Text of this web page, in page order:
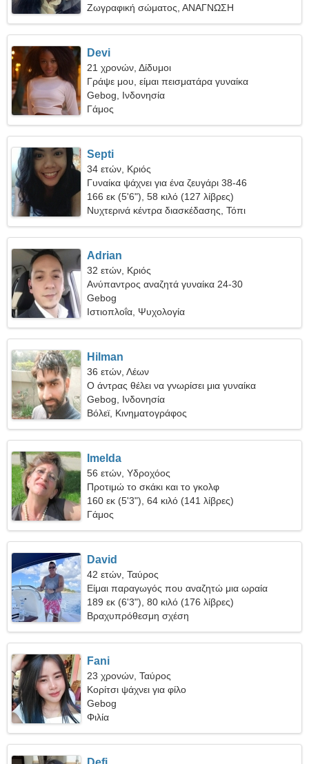
Ζωγραφική σώματος, ΑΝΑΓΝΩΣΗ
Devi
21 χρονών, Δίδυμοι
Γράψε μου, είμαι πεισματάρα γυναίκα
Gebog, Ινδονησία
Γάμος
Septi
34 ετών, Κριός
Γυναίκα ψάχνει για ένα ζευγάρι 38-46
166 εκ (5'6"), 58 κιλό (127 λίβρες)
Νυχτερινά κέντρα διασκέδασης, Τόπι
Adrian
32 ετών, Κριός
Ανύπαντρος αναζητά γυναίκα 24-30
Gebog
Ιστιοπλοΐα, Ψυχολογία
Hilman
36 ετών, Λέων
Ο άντρας θέλει να γνωρίσει μια γυναίκα
Gebog, Ινδονησία
Βόλεϊ, Κινηματογράφος
Imelda
56 ετών, Υδροχόος
Προτιμώ το σκάκι και το γκολφ
160 εκ (5'3"), 64 κιλό (141 λίβρες)
Γάμος
David
42 ετών, Ταύρος
Είμαι παραγωγός που αναζητώ μια ωραία
γυναίκα
189 εκ (6'3"), 80 κιλό (176 λίβρες)
Βραχυπρόθεσμη σχέση
Fani
23 χρονών, Ταύρος
Κορίτσι ψάχνει για φίλο
Gebog
Φιλία